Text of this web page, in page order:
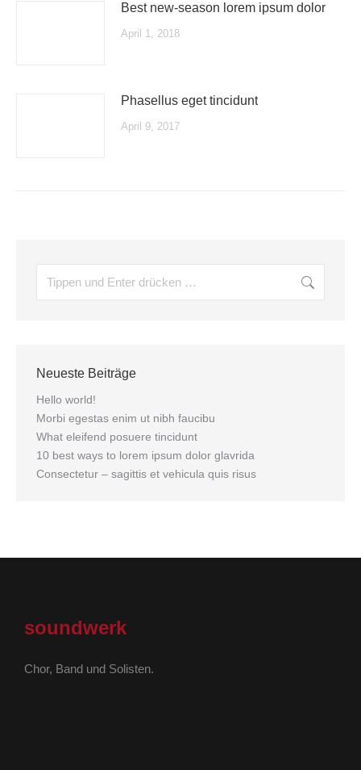
Best new-season lorem ipsum dolor
April 1, 2018
Phasellus eget tincidunt
April 9, 2017
Neueste Beiträge
Hello world!
Morbi egestas enim ut nibh faucibu
What eleifend posuere tincidunt
10 best ways to lorem ipsum dolor glavrida
Consectetur – sagittis et vehicula quis risus
soundwerk
Chor, Band und Solisten.